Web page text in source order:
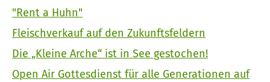
"Rent a Huhn"
Fleischverkauf auf den Zukunftsfeldern
Die „Kleine Arche“ ist in See gestochen!
Open Air Gottesdienst für alle Generationen auf